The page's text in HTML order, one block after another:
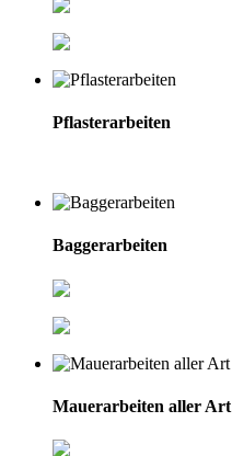
Pflasterarbeiten
Baggerarbeiten
Mauerarbeiten aller Art